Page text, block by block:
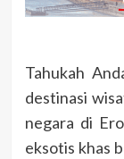
Tahukah
destinasi
negara di
eksotis khas